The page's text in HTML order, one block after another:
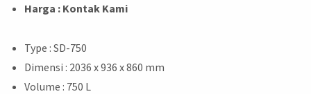
Harga : Kontak Kami
Type : SD-750
Dimensi : 2036 x 936 x 860 mm
Volume : 750 L